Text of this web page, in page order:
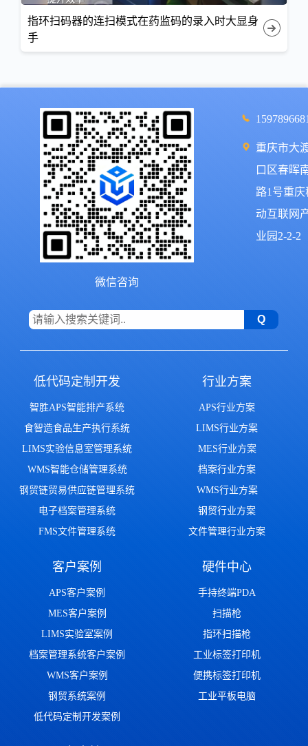
指环扫码器的连扫模式在药监码的录入时大显身
手
微信咨询
重庆市大
口区春晖
路1号重庆
动互联网
业园2-2-2
低代码定制开发
智胜APS智能排产系统
食智造食品生产执行系统
LIMS实验信息室管理系统
WMS智能仓储管理系统
钢贸链贸易供应链管理系统
电子档案管理系统
FMS文件管理系统
行业方案
APS行业方案
LIMS行业方案
MES行业方案
档案行业方案
WMS行业方案
钢贸行业方案
文件管理行业方案
客户案例
APS客户案例
MES客户案例
LIMS实验室案例
档案管理系统客户案例
WMS客户案例
钢贸系统案例
低代码定制开发案例
硬件中心
手持终端PDA
扫描枪
指环扫描枪
工业标签打印机
便携标签打印机
工业平板电脑